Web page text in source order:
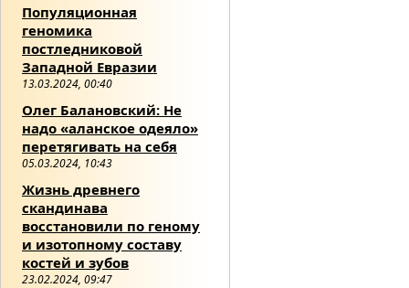
Популяционная
геномика
постледниковой
Западной Евразии
13.03.2024, 00:40
Олег Балановский: Не
надо «аланское одеяло»
перетягивать на себя
05.03.2024, 10:43
Жизнь древнего
скандинава
восстановили по геному
и изотопному составу
костей и зубов
23.02.2024, 09:47